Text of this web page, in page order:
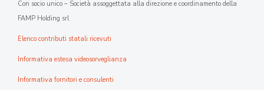
Con socio unico – Società assoggettata alla direzione e coordinamento della
FAMP Holding srl
Elenco contributi statali ricevuti
Informativa estesa videosorveglianza
Informativa fornitori e consulenti